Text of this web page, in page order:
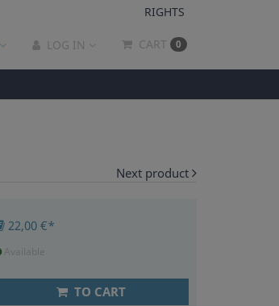
RIGHTS
LOG IN CART 0
Next product
22,00 €*
Available
TO CART